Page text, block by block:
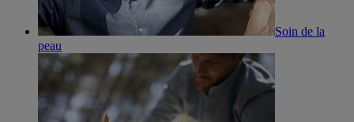
Soin de la
peau